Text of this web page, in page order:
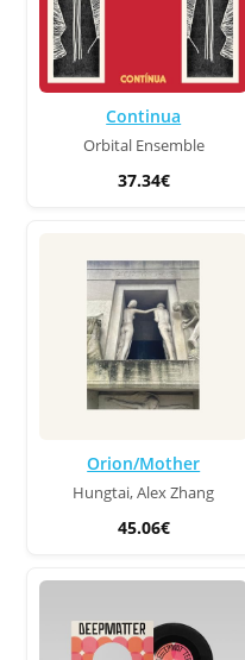
Continua
Orbital Ensemble
37.34€
Orion/Mother
Hungtai, Alex Zhang
45.06€